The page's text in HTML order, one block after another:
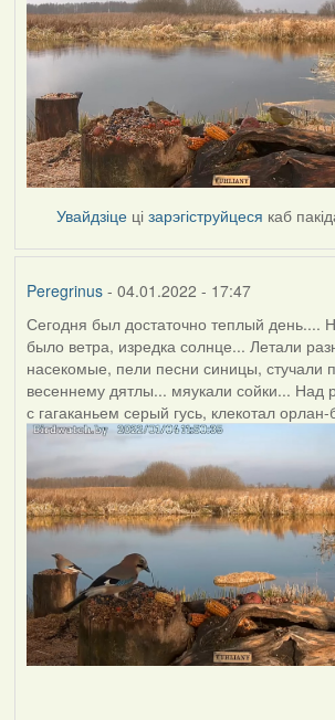
Увайдзіце цізарэгіструйцеся каб
Peregrinus- 04.01.2022 - 17:47
Сегодня был достаточно теплый день....
было ветра, изредка солнце... Летали
насекомые, пели песни синицы, стучали
весеннему дятлы... мяукали сойки... Над
с гагаканьем серый гусь, клекотал орлан-